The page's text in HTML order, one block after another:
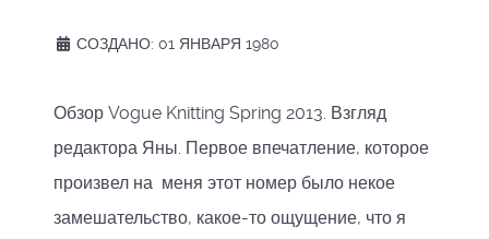
СОЗДАНО: 01 ЯНВАРЯ 1980
Обзор Vogue Knitting Spring 2013. Взгляд
редактора Яны. Первое впечатление, которое
произвел на меня этот номер было некое
замешательство, какое-то ощущение, что я